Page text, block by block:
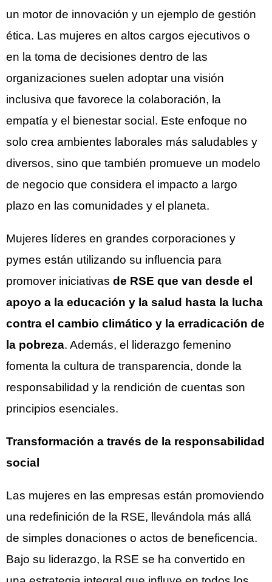
un motor de innovación y un ejemplo de gestión
ética. Las mujeres en altos cargos ejecutivos o
en la toma de decisiones dentro de las
organizaciones suelen adoptar una visión
inclusiva que favorece la colaboración, la
empatía y el bienestar social. Este enfoque no
solo crea ambientes laborales más saludables y
diversos, sino que también promueve un modelo
de negocio que considera el impacto a largo
plazo en las comunidades y el planeta.
Mujeres líderes en grandes corporaciones y
pymes están utilizando su influencia para
promover iniciativas de RSE que van desde el
apoyo a la educación y la salud hasta la lucha
contra el cambio climático y la erradicación de
la pobreza. Además, el liderazgo femenino
fomenta la cultura de transparencia, donde la
responsabilidad y la rendición de cuentas son
principios esenciales.
Transformación a través de la responsabilidad
social
Las mujeres en las empresas están promoviendo
una redefinición de la RSE, llevándola más allá
de simples donaciones o actos de beneficencia.
Bajo su liderazgo, la RSE se ha convertido en